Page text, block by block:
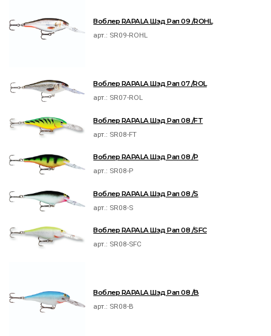
Воблер RAPALA Шэд Рап 09 /ROHL
арт.: SR09-ROHL
Воблер RAPALA Шэд Рап 07 /ROL
арт.: SR07-ROL
Воблер RAPALA Шэд Рап 08 /FT
арт.: SR08-FT
Воблер RAPALA Шэд Рап 08 /P
арт.: SR08-P
Воблер RAPALA Шэд Рап 08 /S
арт.: SR08-S
Воблер RAPALA Шэд Рап 08 /SFC
арт.: SR08-SFC
Воблер RAPALA Шэд Рап 08 /B
арт.: SR08-B